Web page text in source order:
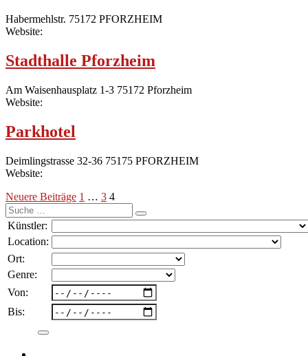
Habermehlstr. 75172 PFORZHEIM
Website:
Stadthalle Pforzheim
Am Waisenhausplatz 1-3 75172 Pforzheim
Website:
Parkhotel
Deimlingstrasse 32-36 75175 PFORZHEIM
Website:
Seitennummerierung
der
Beiträge
Neuere Beiträge 1 … 3 4
Suche
nach:
Künstler:
Location:
Ort:
Genre:
Von:
Bis: